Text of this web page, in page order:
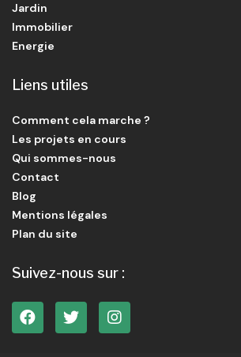
Jardin
Immobilier
Energie
Liens utiles
Comment cela marche ?
Les projets en cours
Qui sommes-nous
Contact
Blog
Mentions légales
Plan du site
Suivez-nous sur :